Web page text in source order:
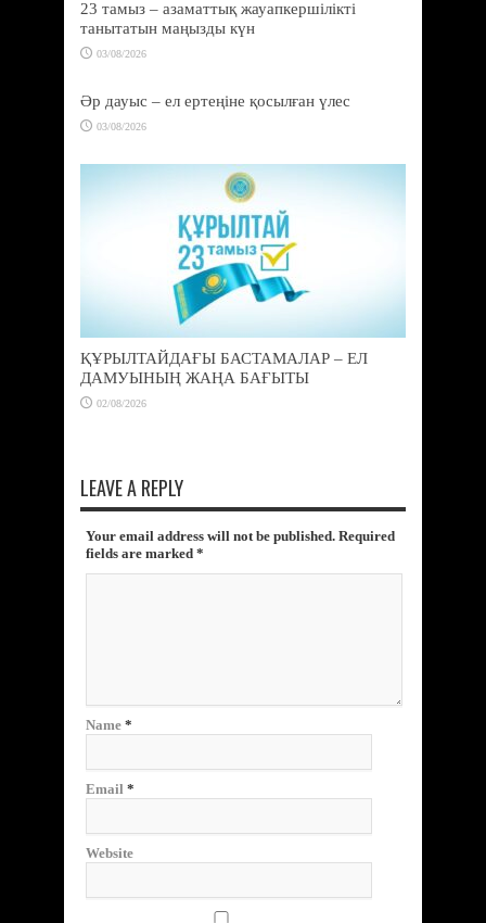
23 тамыз – азаматтық жауапкершілікті
танытатын маңызды күн
03/08/2026
Әр дауыс – ел ертеңіне қосылған үлес
03/08/2026
ҚҰРЫЛТАЙДАҒЫ БАСТАМАЛАР – ЕЛ
ДАМУЫНЫҢ ЖАҢА БАҒЫТЫ
02/08/2026
LEAVE A REPLY
Your email address will not be published. Required
fields are marked *
Name *
Email *
Website